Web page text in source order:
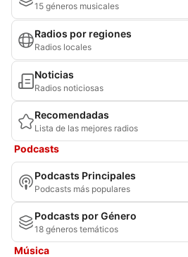
15 géneros musicales
Radios por regiones
Radios locales
Noticias
Radios noticiosas
Recomendadas
Lista de las mejores radios
Podcasts
Podcasts Principales
Podcasts más populares
Podcasts por Género
18 géneros temáticos
Música